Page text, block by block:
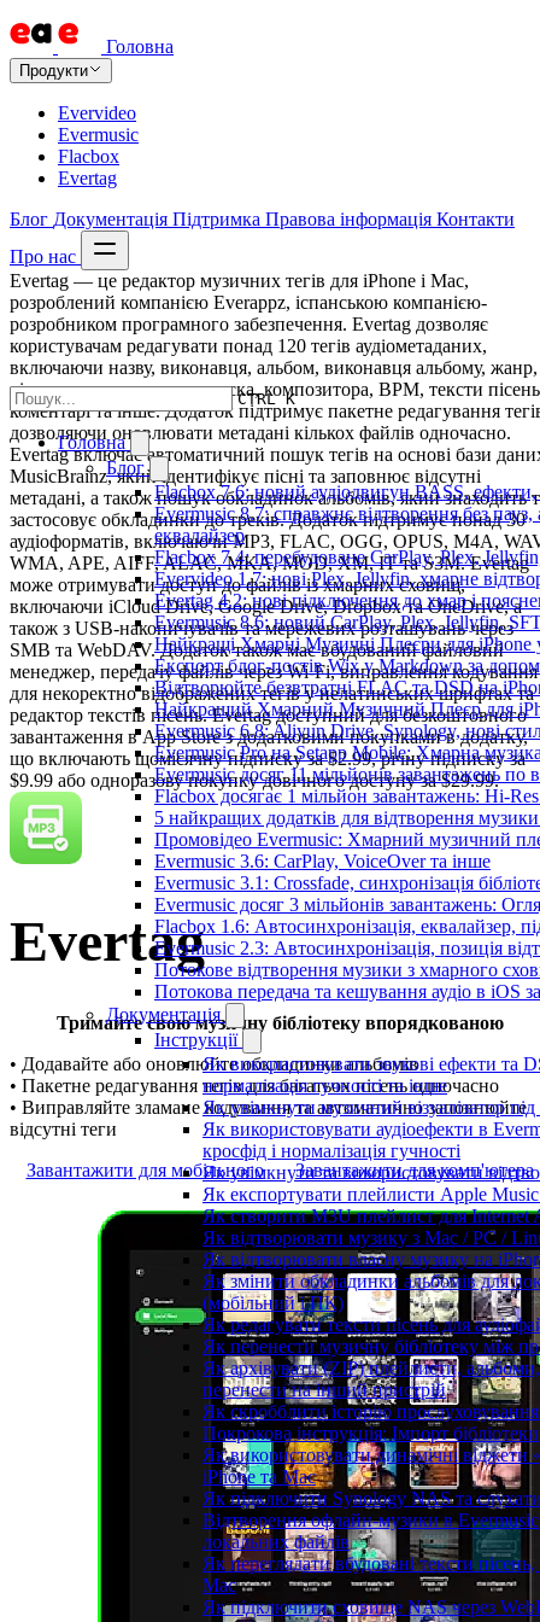
Головна
Продукти
Evervideo
Evermusic
Flacbox
Evertag
Блог Документація Підтримка Правова інформація Контакти
Про нас
CTRL K
Головна
Блог
Flacbox 7.6: новий аудіодвигун BASS,
Evermusic 8.7: справжнє відтворення без пауз,
еквалайзер
Flacbox 7.4: перебудоване CarPlay, Plex,
Evervideo 1.7: нові Plex, Jellyfin, хмарне
Evertag 4.2: нові підключення до хмар і
Evermusic 8.6: новий CarPlay, Plex, Jellyfin,
Найкращі Хмарні Музичні Плеєри для iPhone
Експорт блог-постів Wix у Markdown за
Відтворюйте безвтратні FLAC та DSD на
Найкращий Хмарний Музичний Плеєр для
Evermusic 6.8: Aliyun Drive, Synology, нові
Evermusic Pro на Setapp Mobile: Хмарна
Evermusic досяг 11 мільйонів завантажень по
Flacbox досягає 1 мільйон завантажень: Hi-Res
5 найкращих додатків для відтворення
Промовідео Evermusic: Хмарний музичний
Evermusic 3.6: CarPlay, VoiceOver та інше
Evermusic 3.1: Crossfade, синхронізація
Evermusic досяг 3 мільйонів завантажень:
Flacbox 1.6: Автосинхронізація, еквалайзер,
Evermusic 2.3: Автосинхронізація, позиція
Потокове відтворення музики з хмарного
Потокова передача та кешування аудіо в iOS
Документація
Інструкції
Як використовувати звукові ефекти та
нормалізація гучності та інше
Як увімкнути музичний візуалізатор
Як використовувати аудіоефекти в
кросфід і нормалізація гучності
Як увімкнути та використовувати
Як експортувати плейлисти Apple
Як створити M3U плейлист для
Як відтворювати музику з Mac / PC /
Як відтворювати власну музику на
Як змінити обкладинки альбомів для
(мобільний і ПК)
Як редагувати тексти пісень для
Як перенести музичну бібліотеку між
Як архівувати (ZIP) плейлисти,
перенести на інший пристрій
Як скробблити історію
Покрокова інструкція: Імпорт
Як використовувати динамічні віджети
iPhone та Mac
Як підключити Synology NAS та
Відтворення офлайн-музики в
локальних файлів
Як переглядати вбудовані тексти
Mac
Як підключити сховище NAS через
Evertag — це редактор музичних тегів для iPhone і Mac,
розроблений компанією Everappz, іспанською компанією-
розробником програмного забезпечення. Evertag дозволяє
користувачам редагувати понад 120 тегів аудіометаданих,
включаючи назву, виконавця, альбом, виконавця альбому, жанр,
рік, номер треку, номер диска, композитора, BPM, тексти
коментарі та інше. Додаток підтримує пакетне редагування
дозволяючи оновлювати метадані кількох файлів одночасно.
Evertag включає автоматичний пошук тегів на основі бази
MusicBrainz, який ідентифікує пісні та заповнює відсутні
метадані, а також пошук обкладинок альбомів, який знаходить
застосовує обкладинки до треків. Додаток підтримує понад 30
аудіоформатів, включаючи MP3, FLAC, OGG, OPUS, M4A,
WMA, APE, AIFF, ALAC, MKA, MOD, XM, IT та S3M. Evertag
може отримувати доступ до файлів із хмарних сховищ,
включаючи iCloud Drive, Google Drive, Dropbox та OneDrive, а
також з USB-накопичувачів та мережевих розташувань через
SMB та WebDAV. Додаток також має вбудований файловий
менеджер, передачу файлів через Wi-Fi, виправлення кодування
для некоректно відображених тегів у нелатинських шрифтах та
редактор текстів пісень. Evertag доступний для безкоштовного
завантаження в App Store з додатковими покупками в додатку,
що включають щомісячну підписку за $2.99, річну підписку за
$9.99 або одноразову покупку довічного доступу за $29.99.
Evertag
Тримайте свою музичну бібліотеку впорядкованою
• Додавайте або оновлюйте обкладинки альбомів
• Пакетне редагування тегів для багатьох пісень одночасно
• Виправляйте зламане кодування та автоматично заповнюйте
відсутні теги
Завантажити для мобільного
Завантажити для комп'ютера